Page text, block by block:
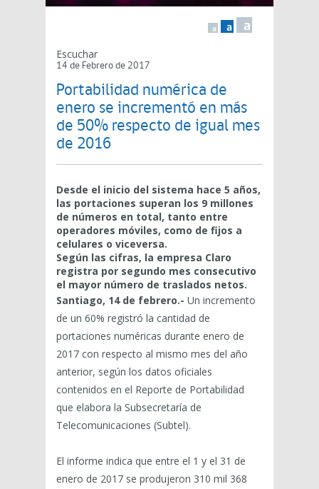
a a a
Escuchar
14 de Febrero de 2017
Portabilidad numérica de
enero se incrementó en más
de 50% respecto de igual mes
de 2016
Desde el inicio del sistema hace 5 años,
las portaciones superan los 9 millones
de números en total, tanto entre
operadores móviles, como de fijos a
celulares o viceversa.
Según las cifras, la empresa Claro
registra por segundo mes consecutivo
el mayor número de traslados netos.
Santiago, 14 de febrero.- Un incremento
de un 60% registró la cantidad de
portaciones numéricas durante enero de
2017 con respecto al mismo mes del año
anterior, según los datos oficiales
contenidos en el Reporte de Portabilidad
que elabora la Subsecretaría de
Telecomunicaciones (Subtel).
El informe indica que entre el 1 y el 31 de
enero de 2017 se produjeron 310 mil 368